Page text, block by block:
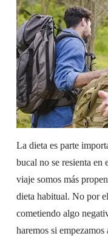
La dieta es parte
bucal no se resienta en
viaje somos más
dieta habitual. No por
cometiendo algo
haremos si empezamos